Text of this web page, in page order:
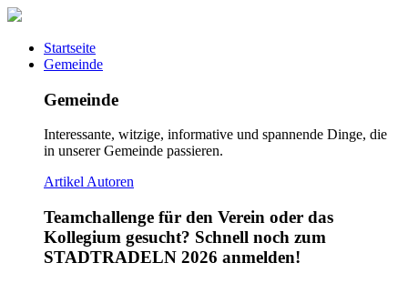
Startseite
Gemeinde
Gemeinde
Interessante, witzige, informative und spannende Dinge, die
in unserer Gemeinde passieren.
ArtikelAutoren
Teamchallenge für den Verein oder das
Kollegium gesucht? Schnell noch zum
STADTRADELN 2026 anmelden!